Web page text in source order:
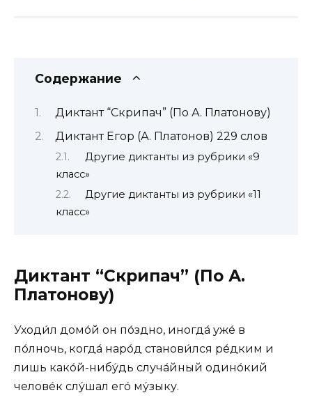
Содержание
Диктант “Скрипач” (По А. Платонову)
Диктант Егор (А. Платонов) 229 слов
Другие диктанты из рубрики «9
класс»
Другие диктанты из рубрики «11
класс»
Диктант “Скрипач” (По А.
Платонову)
Уходи́л домо́й он по́здно, иногда́ уже́ в
по́лночь, когда́ наро́д станови́лся ре́дким и
лишь како́й-нибу́дь случа́йный одино́кий
челове́к слу́шал его́ му́зыку.